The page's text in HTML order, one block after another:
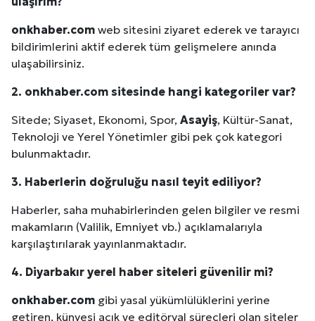
onkhaber.com web sitesini ziyaret ederek ve tarayıcı
bildirimlerini aktif ederek tüm gelişmelere anında
ulaşabilirsiniz.
2. onkhaber.com sitesinde hangi kategoriler var?
Sitede; Siyaset, Ekonomi, Spor, Asayiş, Kültür-Sanat,
Teknoloji ve Yerel Yönetimler gibi pek çok kategori
bulunmaktadır.
3. Haberlerin doğruluğu nasıl teyit ediliyor?
Haberler, saha muhabirlerinden gelen bilgiler ve resmi
makamların (Valilik, Emniyet vb.) açıklamalarıyla
karşılaştırılarak yayınlanmaktadır.
4. Diyarbakır yerel haber siteleri güvenilir mi?
onkhaber.com gibi yasal yükümlülüklerini yerine
getiren, künyesi açık ve editöryal süreçleri olan siteler
Site İçi (On-Page) SEO Hizmeti: Web Sitenizin